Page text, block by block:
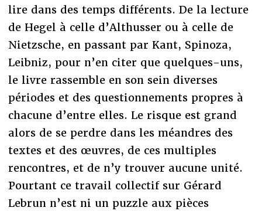
lire dans des temps différents. De la lecture
de Hegel à celle d’Althusser ou à celle de
Nietzsche, en passant par Kant, Spinoza,
Leibniz, pour n’en citer que quelques-uns,
le livre rassemble en son sein diverses
périodes et des questionnements propres à
chacune d’entre elles. Le risque est grand
alors de se perdre dans les méandres des
textes et des œuvres, de ces multiples
rencontres, et de n’y trouver aucune unité.
Pourtant ce travail collectif sur Gérard
Lebrun n’est ni un puzzle aux pièces